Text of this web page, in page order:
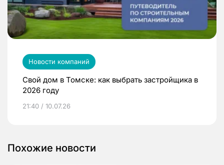
Новости компаний
Свой дом в Томске: как выбрать застройщика в
2026 году
21:40 / 10.07.26
Похожие новости